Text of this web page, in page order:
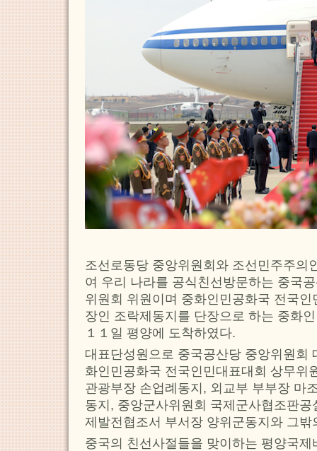
조선로동당 중앙위원회와 조선민주주의
여 우리 나라를 공식친선방문하는 중국
위원회 위원이며 중화인민공화국 전국
장인 조락제동지를 단장으로 하는 중화
１１일 평양에 도착하였다.
대표단성원으로 중국공산당 중앙위원회
화인민공화국 전국인민대표대회 상무위
관광부장 손업례동지, 외교부 부부장 마
동지, 중앙군사위원회 국제군사협조판
제발전협조서 부서장 양위군동지와 그밖
중국의 친선사절들을 맞이하는 평양국